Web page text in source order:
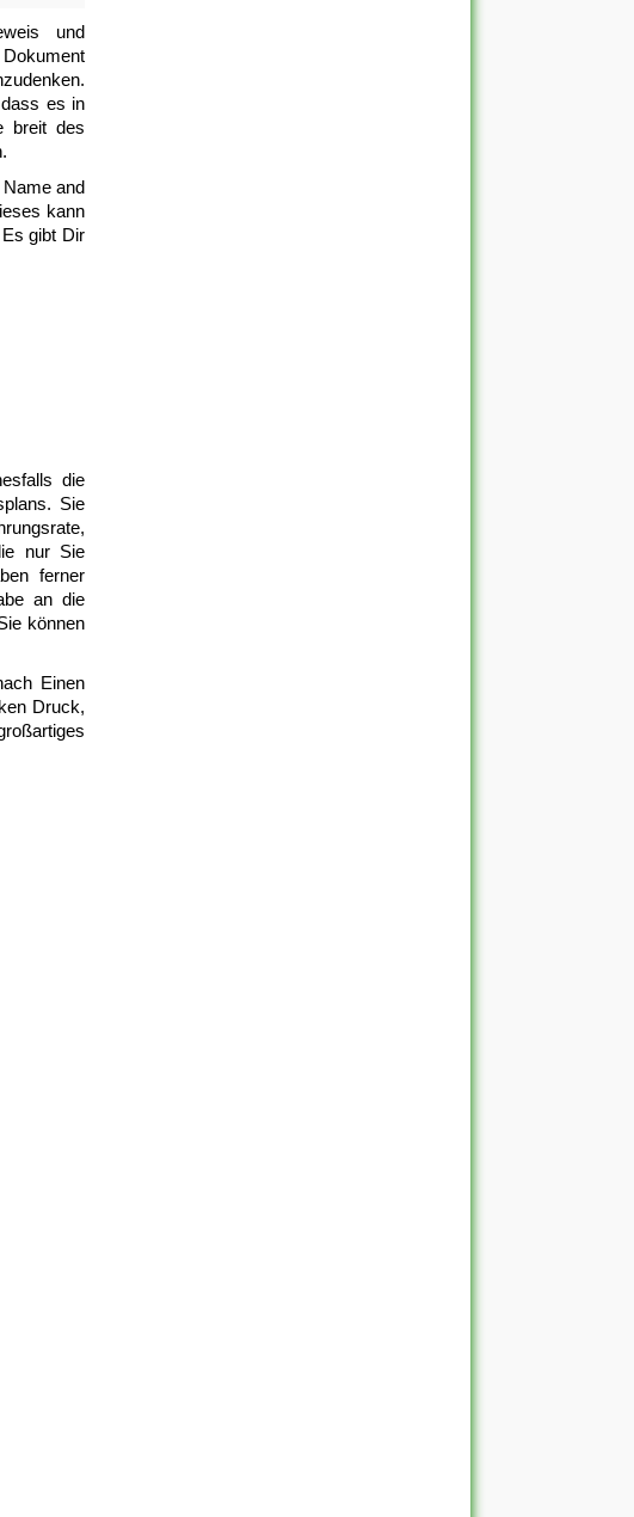
und
es in
breit des
and
kann
gibt Dir
die
Sie
nur Sie
ferner
an die
können
Einen
Druck,